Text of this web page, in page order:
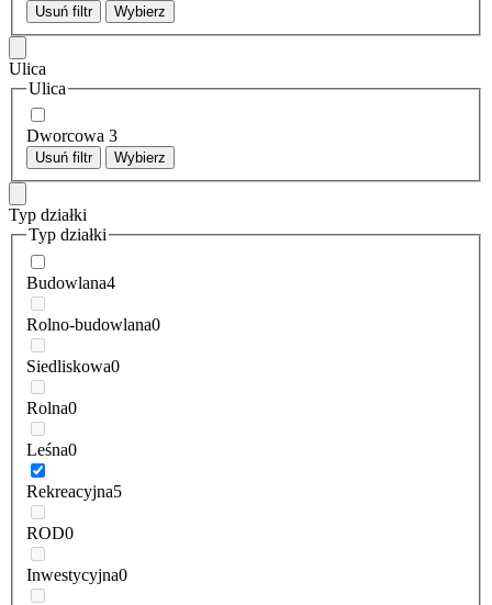
Usuń filtr Wybierz
Ulica
Ulica
Dworcowa 3
Usuń filtr Wybierz
Typ działki
Typ działki
Budowlana4
Rolno-budowlana0
Siedliskowa0
Rolna0
Leśna0
Rekreacyjna5
ROD0
Inwestycyjna0